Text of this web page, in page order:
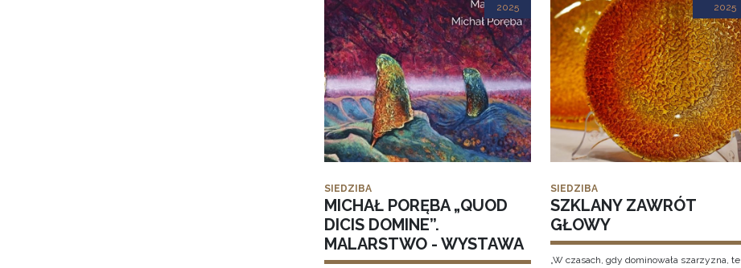
2025
SIEDZIBA
MICHAŁ PORĘBA „QUOD
DICIS DOMINE”.
MALARSTWO - WYSTAWA
2025
SIEDZIBA
SZKLANY ZAWRÓT
GŁOWY
„W czasach, gdy dominowała szarzyzna, te